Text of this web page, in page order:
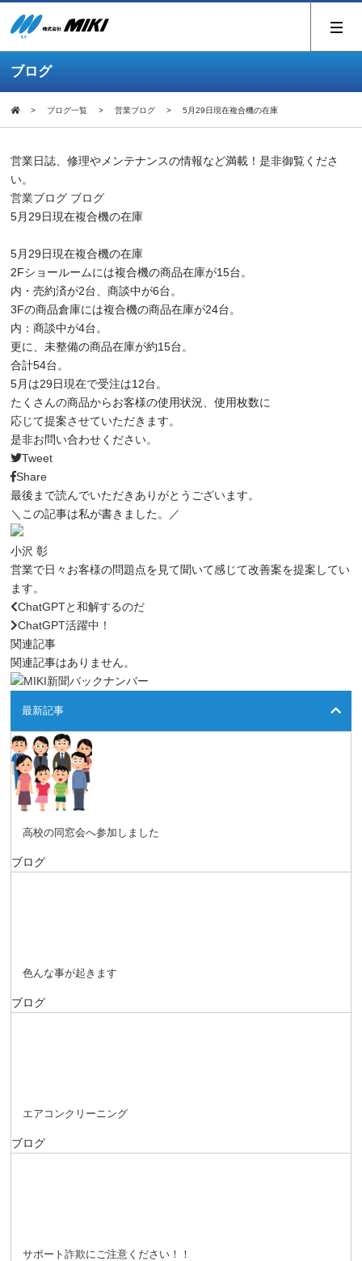
ブログ
ブログ一覧 営業ブログ 5月29日現在複合機の在庫
営業日誌、修理やメンテナンスの情報など満載！是非御覧くださ
い。
営業ブログ ブログ
5月29日現在複合機の在庫
5月 29日現在複合機の在庫
2Fショールームには複合機の商品在庫が15台。
内・売約済が2台、商談中が6台。
3Fの商品倉庫には複合機の商品在庫が24台。
内：商談中が4台。
更に、未整備の商品在庫が約15台。
合計54台。
5月は29日現在で受注は12台。
たくさんの商品からお客様の使用状況、使用枚数に
応じて提案させていただきます。
是非お問い合わせください。
Tweet
Share
最後まで読んでいただきありがとうございます。
＼この記事は私が書きました。／
小沢 彰
営業で日々お客様の問題点を見て聞いて感じて改善案を提案してい
ます。
ChatGPTと和解するのだ
ChatGPT活躍中！
関連記事
関連記事はありません。
最新記事
高校の同窓会へ参加しました
ブログ
色んな事が起きます
ブログ
エアコンクリーニング
ブログ
サポート詐欺にご注意ください！！